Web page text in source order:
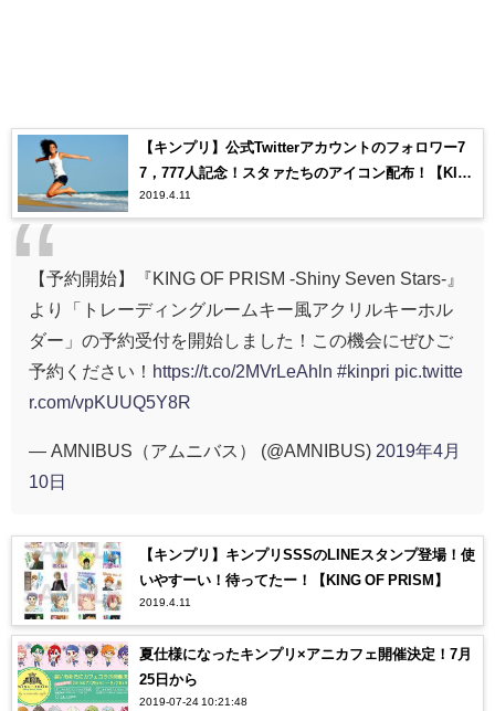
【キンプリ】公式Twitterアカウントのフォロワー7
7，777人記念！スタァたちのアイコン配布！【KIN
G OF PRISM】
2019.4.11
【予約開始】『KING OF PRISM -Shiny Seven Stars-』
より「トレーディングルームキー風アクリルキーホル
ダー」の予約受付を開始しました！この機会にぜひご
予約ください！ https://t.co/2MVrLeAhln #kinpri pic.twitte
r.com/vpKUUQ5Y8R
— AMNIBUS（アムニバス） (@AMNIBUS) 2019年4月
10日
【キンプリ】キンプリSSSのLINEスタンプ登場！使
いやすーい！待ってたー！【KING OF PRISM】
2019.4.11
夏仕様になったキンプリ×アニカフェ開催決定！7月
25日から
2019-07-24 10:21:48